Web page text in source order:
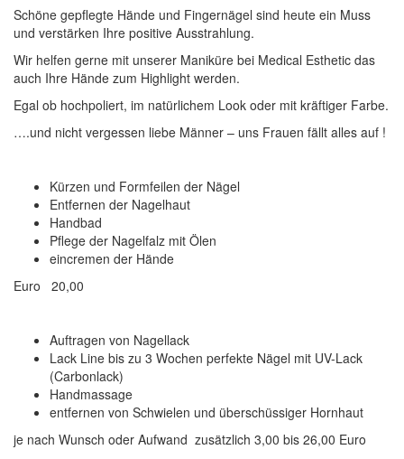
Schöne gepflegte Hände und Fingernägel sind heute ein Muss
und verstärken Ihre positive Ausstrahlung.
Wir helfen gerne mit unserer Maniküre bei Medical Esthetic das
auch Ihre Hände zum Highlight werden.
Egal ob hochpoliert, im natürlichem Look oder mit kräftiger Farbe.
….und nicht vergessen liebe Männer – uns Frauen fällt alles auf !
Kürzen und Formfeilen der Nägel
Entfernen der Nagelhaut
Handbad
Pflege der Nagelfalz mit Ölen
eincremen der Hände
Euro 20,00
Auftragen von Nagellack
Lack Line bis zu 3 Wochen perfekte Nägel mit UV-Lack
(Carbonlack)
Handmassage
entfernen von Schwielen und überschüssiger Hornhaut
je nach Wunsch oder Aufwand zusätzlich 3,00 bis 26,00 Euro